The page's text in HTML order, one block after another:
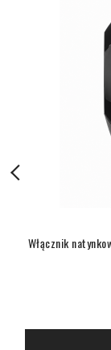
Włącznik